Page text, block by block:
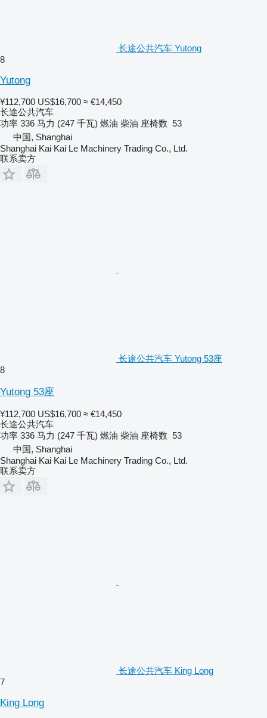
长途公共汽车 Yutong
8
Yutong
¥112,700 US$16,700 ≈ €14,450
长途公共汽车
功率 336 马力 (247 千瓦) 燃油 柴油 座椅数 53
中国, Shanghai
Shanghai Kai Kai Le Machinery Trading Co., Ltd.
联系卖方
长途公共汽车 Yutong 53座
8
Yutong 53座
¥112,700 US$16,700 ≈ €14,450
长途公共汽车
功率 336 马力 (247 千瓦) 燃油 柴油 座椅数 53
中国, Shanghai
Shanghai Kai Kai Le Machinery Trading Co., Ltd.
联系卖方
长途公共汽车 King Long
7
King Long